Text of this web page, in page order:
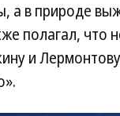
а в природе
полагал, что
и